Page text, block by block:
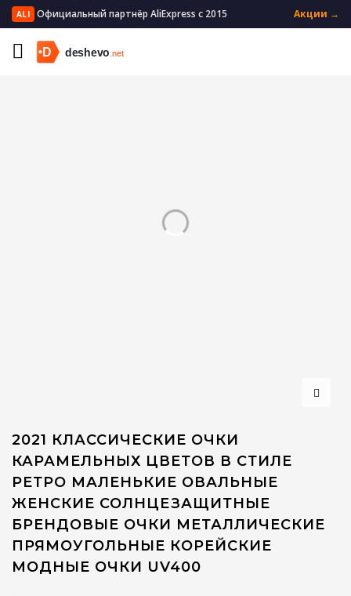
ALI Официальный партнёр AliExpress с 2015 Акции →
2021 КЛАССИЧЕСКИЕ ОЧКИ
КАРАМЕЛЬНЫХ ЦВЕТОВ В СТИЛЕ
РЕТРО МАЛЕНЬКИЕ ОВАЛЬНЫЕ
ЖЕНСКИЕ СОЛНЦЕЗАЩИТНЫЕ
БРЕНДОВЫЕ ОЧКИ МЕТАЛЛИЧЕСКИЕ
ПРЯМОУГОЛЬНЫЕ КОРЕЙСКИЕ
МОДНЫЕ ОЧКИ UV400